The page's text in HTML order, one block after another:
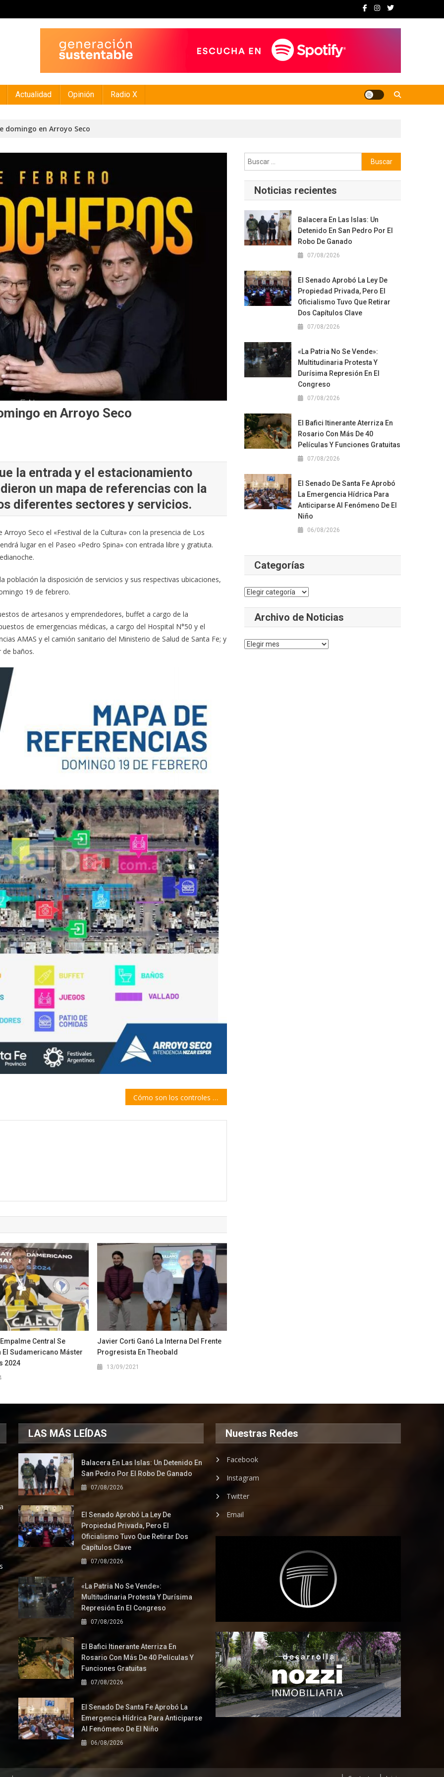
Actualidad Opinión Radio X
domingo en Arroyo Seco
en Arroyo Seco
la entrada y el estacionamiento
un mapa de referencias con la
diferentes sectores y servicios.
Seco el «Festival de la Cultura» con la presencia de Los
lugar en el Paseo «Pedro Spina» con entrada libre y gratiuta.
la disposición de servicios y sus respectivas ubicaciones,
19 de febrero.
de artesanos y emprendedores, buffet a cargo de la
de emergencias médicas, a cargo del Hospital N°50 y el
AMAS y el camión sanitario del Ministerio de Salud de Santa Fe; y
baños.
Cómo son los controles vehiculares con radares móviles en Rosario
Central Se
El Sudamericano Máster
2024
Javier Corti Ganó La Interna Del Frente
Progresista En Theobald
13/09/2021
Buscar:
Noticias recientes
Balacera En Las Islas: Un
Detenido En San Pedro Por El
Robo De Ganado
07/08/2026
El Senado Aprobó La Ley De
Propiedad Privada, Pero El
Oficialismo Tuvo Que Retirar
Dos Capítulos Clave
07/08/2026
«La Patria No Se Vende»:
Multitudinaria Protesta Y
Durísima Represión En El
Congreso
07/08/2026
El Bafici Itinerante Aterriza En
Rosario Con Más De 40
Películas Y Funciones Gratuitas
07/08/2026
El Senado De Santa Fe Aprobó
La Emergencia Hídrica Para
Anticiparse Al Fenómeno De El
Niño
06/08/2026
Categorías
Categorías
Archivo de Noticias
Archivo
LAS MÁS LEÍDAS
Balacera En Las Islas: Un Detenido En
San Pedro Por El Robo De Ganado
07/08/2026
El Senado Aprobó La Ley De
Propiedad Privada, Pero El
Oficialismo Tuvo Que Retirar Dos
Capítulos Clave
07/08/2026
«La Patria No Se Vende»:
Multitudinaria Protesta Y Durísima
Represión En El Congreso
07/08/2026
El Bafici Itinerante Aterriza En
Rosario Con Más De 40 Películas Y
Funciones Gratuitas
07/08/2026
El Senado De Santa Fe Aprobó La
Emergencia Hídrica Para Anticiparse
Al Fenómeno De El Niño
06/08/2026
Nuestras Redes
Facebook
Instagram
Twitter
Email